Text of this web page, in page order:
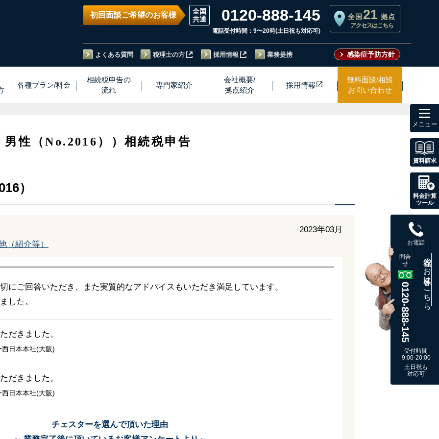
初回面談ご希望のお客様 0120-888-145
電話受付時間：9〜20時(土日祝も対応可)
全国 21 拠点
アクセスはこちら
よくある質問 税理士の方 採用情報 業務提携 感染症予防方針
各種プラン/料金
相続税申告の
流れ
専門家紹介
会社概要/
拠点紹介
採用情報
無料面談/相談
お問い合わせ
男性（No.2016））相続税申告
）
2023年03月
（紹介等）
にご回答いただき、また実質的なアドバイスもいただき満足しています。
した。
だきました。
日本本社(大阪)
だきました。
日本本社(大阪)
チェスターを選んで頂いた理由
資料請求
料金計算
ツール
お電話
問合
せ
0120-888-145
既存のお客様はこちら
受付時間
9:00-20:00
土日祝も
対応可